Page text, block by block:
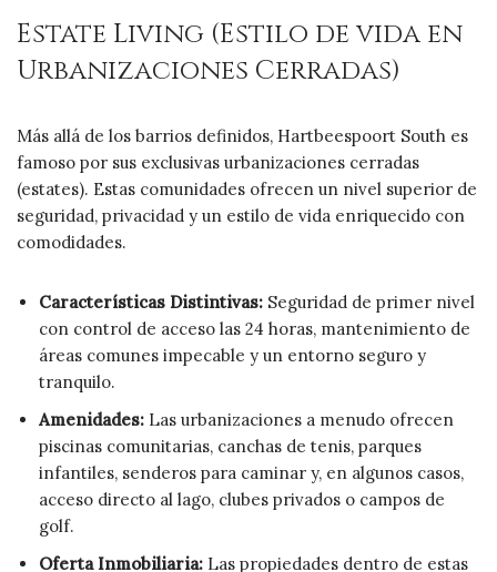
Estate Living (Estilo de vida en
Urbanizaciones Cerradas)
Más allá de los barrios definidos, Hartbeespoort South es
famoso por sus exclusivas urbanizaciones cerradas
(estates). Estas comunidades ofrecen un nivel superior de
seguridad, privacidad y un estilo de vida enriquecido con
comodidades.
Características Distintivas: Seguridad de primer nivel
con control de acceso las 24 horas, mantenimiento de
áreas comunes impecable y un entorno seguro y
tranquilo.
Amenidades: Las urbanizaciones a menudo ofrecen
piscinas comunitarias, canchas de tenis, parques
infantiles, senderos para caminar y, en algunos casos,
acceso directo al lago, clubes privados o campos de
golf.
Oferta Inmobiliaria: Las propiedades dentro de estas